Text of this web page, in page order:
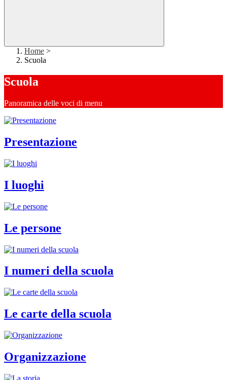
Home >
Scuola
Scuola
Panoramica delle voci di menu
Presentazione
I luoghi
Le persone
I numeri della scuola
Le carte della scuola
Organizzazione